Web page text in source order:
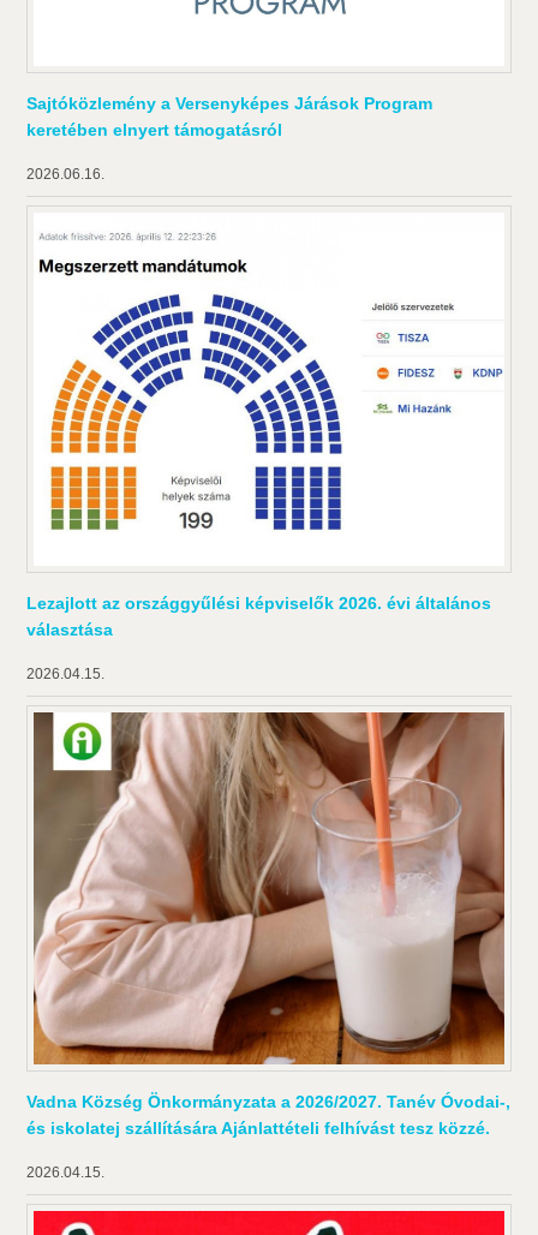
Sajtóközlemény a Versenyképes Járások Program
keretében elnyert támogatásról
2026.06.16.
Lezajlott az országgyűlési képviselők 2026. évi általános
választása
2026.04.15.
Vadna Község Önkormányzata a 2026/2027. Tanév Óvodai-,
és iskolatej szállítására Ajánlattételi felhívást tesz közzé.
2026.04.15.